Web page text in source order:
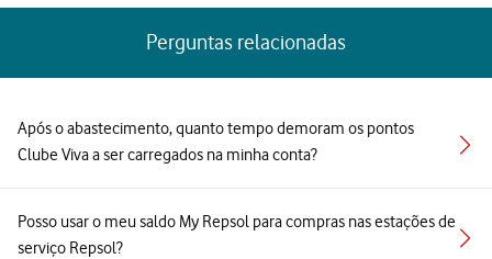
Perguntas relacionadas
Após o abastecimento, quanto tempo demoram os pontos
Clube Viva a ser carregados na minha conta?
Posso usar o meu saldo My Repsol para compras nas estações de
serviço Repsol?